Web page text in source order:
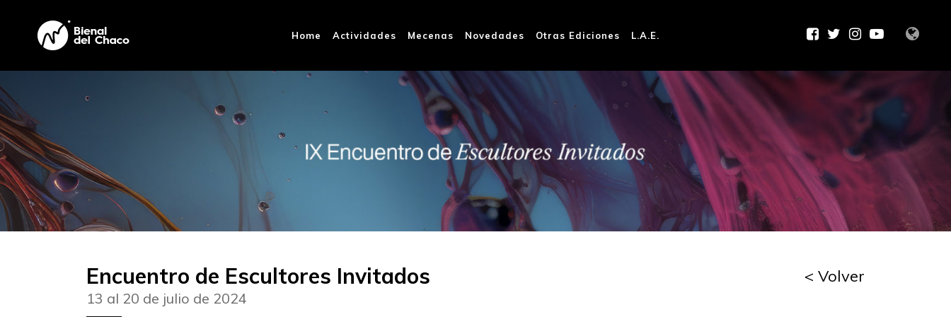
Home Actividades Mecenas Novedades Otras Ediciones L.A.E.
Encuentro de Escultores Invitados < Volver
13 al 20 de julio de 2024